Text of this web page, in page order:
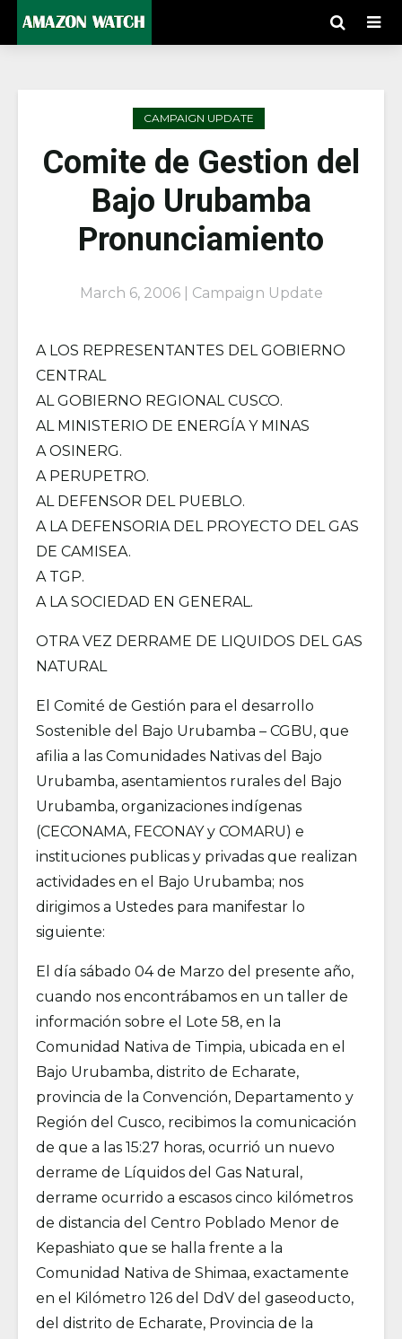
CAMPAIGN UPDATE
Comite de Gestion del
Bajo Urubamba
Pronunciamiento
March 6, 2006 | Campaign Update
A LOS REPRESENTANTES DEL GOBIERNO
CENTRAL
AL GOBIERNO REGIONAL CUSCO.
AL MINISTERIO DE ENERGÍA Y MINAS
A OSINERG.
A PERUPETRO.
AL DEFENSOR DEL PUEBLO.
A LA DEFENSORIA DEL PROYECTO DEL GAS
DE CAMISEA.
A TGP.
A LA SOCIEDAD EN GENERAL.
OTRA VEZ DERRAME DE LIQUIDOS DEL GAS
NATURAL
El Comité de Gestión para el desarrollo
Sostenible del Bajo Urubamba – CGBU, que
afilia a las Comunidades Nativas del Bajo
Urubamba, asentamientos rurales del Bajo
Urubamba, organizaciones indígenas
(CECONAMA, FECONAY y COMARU) e
instituciones publicas y privadas que realizan
actividades en el Bajo Urubamba; nos
dirigimos a Ustedes para manifestar lo
siguiente:
El día sábado 04 de Marzo del presente año,
cuando nos encontrábamos en un taller de
información sobre el Lote 58, en la
Comunidad Nativa de Timpia, ubicada en el
Bajo Urubamba, distrito de Echarate,
provincia de la Convención, Departamento y
Región del Cusco, recibimos la comunicación
de que a las 15:27 horas, ocurrió un nuevo
derrame de Líquidos del Gas Natural,
derrame ocurrido a escasos cinco kilómetros
de distancia del Centro Poblado Menor de
Kepashiato que se halla frente a la
Comunidad Nativa de Shimaa, exactamente
en el Kilómetro 126 del DdV del gaseoducto,
del distrito de Echarate, Provincia de la